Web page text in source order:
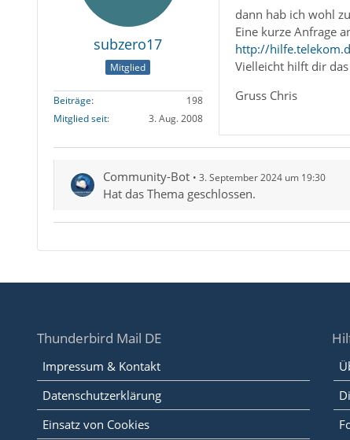
subzero17
Mitglied
Beiträge
198
Mitglied seit
3. Aug. 2008
dann hab ich wohl
Eine kurze Anfrage
http://
Vielleicht hilft dir
Gruss Chris
Community-Bot 3. September 2024 um 19:30
Hat das Thema geschlossen.
Thunderbird Mail DE
Impressum & Kontakt
Datenschutzerklärung
Einsatz von Cookies